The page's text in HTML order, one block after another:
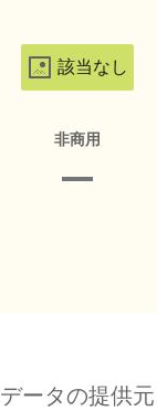
該当なし
非商用
データの提供元